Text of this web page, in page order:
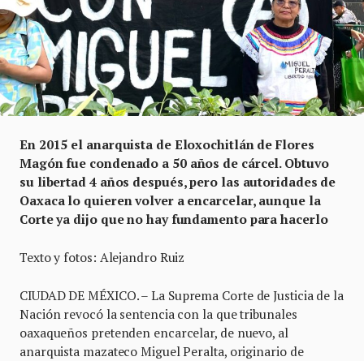
En 2015 el anarquista de Eloxochitlán de Flores
Magón fue condenado a 50 años de cárcel. Obtuvo
su libertad 4 años después, pero las autoridades de
Oaxaca lo quieren volver a encarcelar, aunque la
Corte ya dijo que no hay fundamento para hacerlo
Texto y fotos: Alejandro Ruiz
CIUDAD DE MÉXICO. – La Suprema Corte de Justicia de la
Nación revocó la sentencia con la que tribunales
oaxaqueños pretenden encarcelar, de nuevo, al
anarquista mazateco Miguel Peralta, originario de